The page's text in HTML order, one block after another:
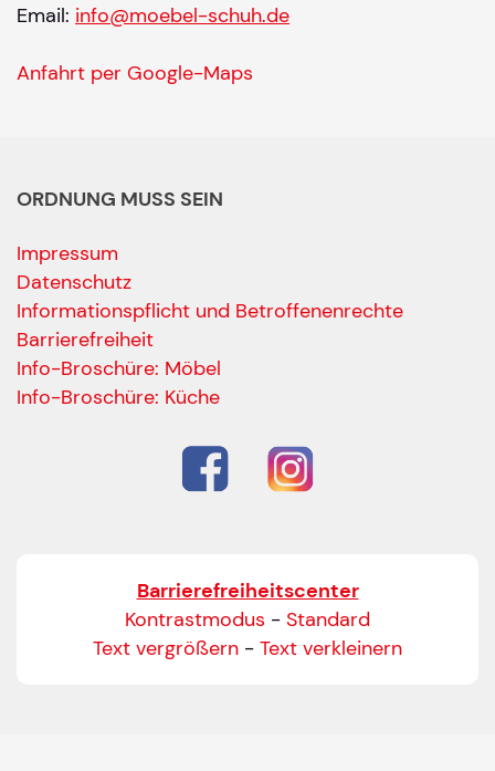
Ihre Kontaktdaten
Alle mit Stern gekennzeichneten Felder sind
Name*
Bitte geben Sie Ihren vollständigen Namen ein.
Bitte geben Sie eine gültige E-Mail-Adresse ein.
Telefon*
Email: info@moebel-schuh.de
Anfahrt per Google-Maps
ORDNUNG MUSS SEIN
Impressum
Datenschutz
Informationspflicht und Betroffenenrechte
Barrierefreiheit
Info-Broschüre: Möbel
Info-Broschüre: Küche
Barrierefreiheitscenter
Kontrastmodus - Standard
Text vergrößern - Text verkleinern